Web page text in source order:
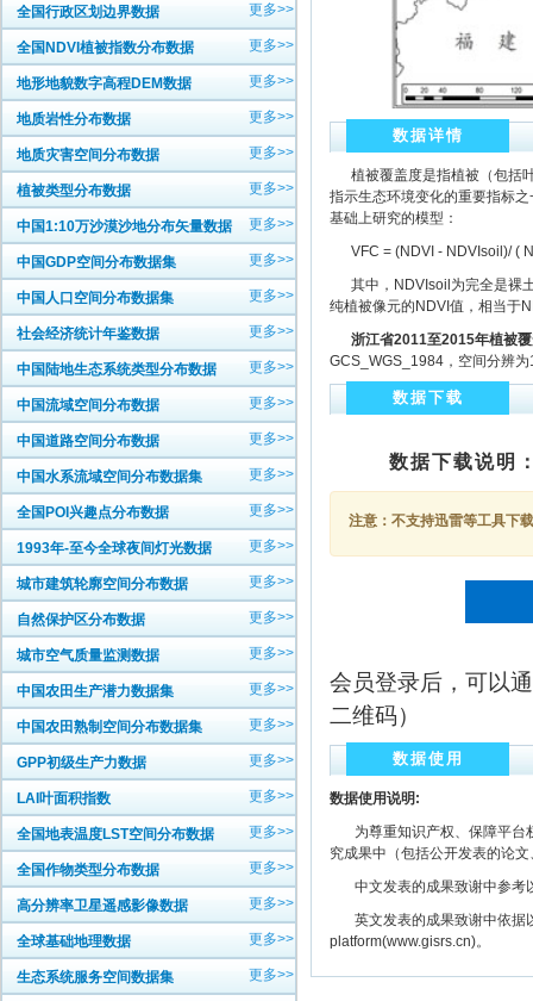
全国行政区划边界数据 更多>>
全国NDVI植被指数分布数据 更多>>
地形地貌数字高程DEM数据 更多>>
地质岩性分布数据 更多>>
地质灾害空间分布数据 更多>>
植被类型分布数据 更多>>
中国1:10万沙漠沙地分布矢量数据 更多>>
中国GDP空间分布数据集 更多>>
中国人口空间分布数据集 更多>>
社会经济统计年鉴数据 更多>>
中国陆地生态系统类型分布数据 更多>>
中国流域空间分布数据 更多>>
中国道路空间分布数据 更多>>
中国水系流域空间分布数据集 更多>>
全国POI兴趣点分布数据 更多>>
1993年-至今全球夜间灯光数据 更多>>
城市建筑轮廓空间分布数据 更多>>
自然保护区分布数据 更多>>
城市空气质量监测数据 更多>>
中国农田生产潜力数据集 更多>>
中国农田熟制空间分布数据集 更多>>
GPP初级生产力数据 更多>>
LAI叶面积指数 更多>>
全国地表温度LST空间分布数据 更多>>
全国作物类型分布数据 更多>>
高分辨率卫星遥感影像数据 更多>>
全球基础地理数据 更多>>
生态系统服务空间数据集 更多>>
数据详情
植被覆盖度是指植被（包括
指示生态环境变化的重要指标
基础上研究的模型：
VFC = (NDVI - NDVIsoil)/ (
其中，NDVIsoil为完全是裸土
纯植被像元的NDVI值，相当于
浙江省2011至2015年植被覆
GCS_WGS_1984，空间分辨
数据下载
数据下载说明
注意：不支持迅雷等工具下
会员登录后，可以
二维码）
数据使用
数据使用说明:
为尊重知识产权、保障平台
究成果中（包括公开发表的论
中文发表的成果致谢中参考
英文发表的成果致谢中依据
platform(www.gisrs.cn)。